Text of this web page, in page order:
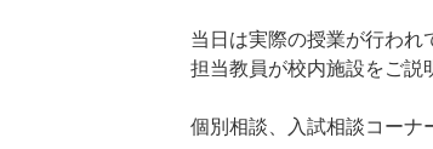
当日は実際の授業が行われ
担当教員が校内施設をご説
個別相談、入試相談コーナ